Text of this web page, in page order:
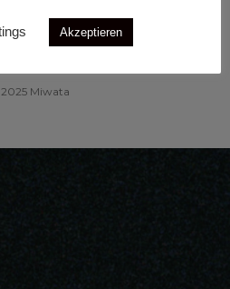
2025 Miwata
Akzeptieren